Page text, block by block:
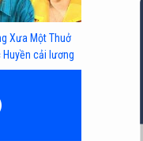
Xưa Một Thuở
Huyền cải lương